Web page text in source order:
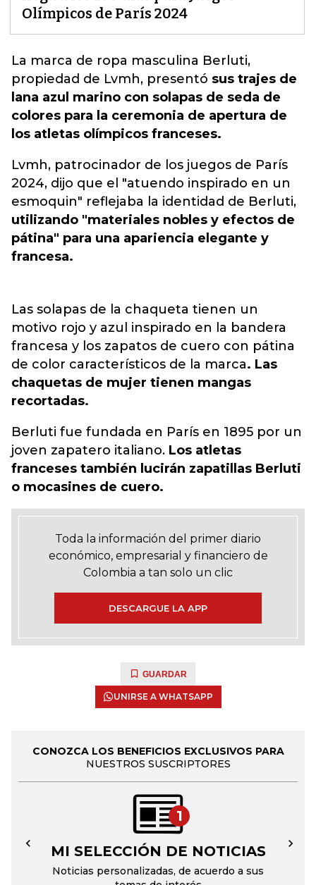
Olímpicos de París 2024
La marca de ropa masculina Berluti,
propiedad de Lvmh, presentó sus trajes de
lana azul marino con solapas de seda de
colores para la ceremonia de apertura de
los atletas olímpicos franceses.
Lvmh, patrocinador de los juegos de París
2024, dijo que el "atuendo inspirado en un
esmoquin" reflejaba la identidad de Berluti,
utilizando "materiales nobles y efectos de
pátina" para una apariencia elegante y
francesa.
Las solapas de la chaqueta tienen un
motivo rojo y azul inspirado en la bandera
francesa y los zapatos de cuero con pátina
de color característicos de la marca. Las
chaquetas de mujer tienen mangas
recortadas.
Berluti fue fundada en París en 1895 por un
joven zapatero italiano. Los atletas
franceses también lucirán zapatillas Berluti
o mocasines de cuero.
Toda la información del primer diario
económico, empresarial y financiero de
Colombia a tan solo un clic
DESCARGUE LA APP
GUARDAR
UNIRSE A WHATSAPP
CONOZCA LOS BENEFICIOS EXCLUSIVOS PARA
NUESTROS SUSCRIPTORES
1
MI SELECCIÓN DE NOTICIAS
Noticias personalizadas, de acuerdo a sus
← →